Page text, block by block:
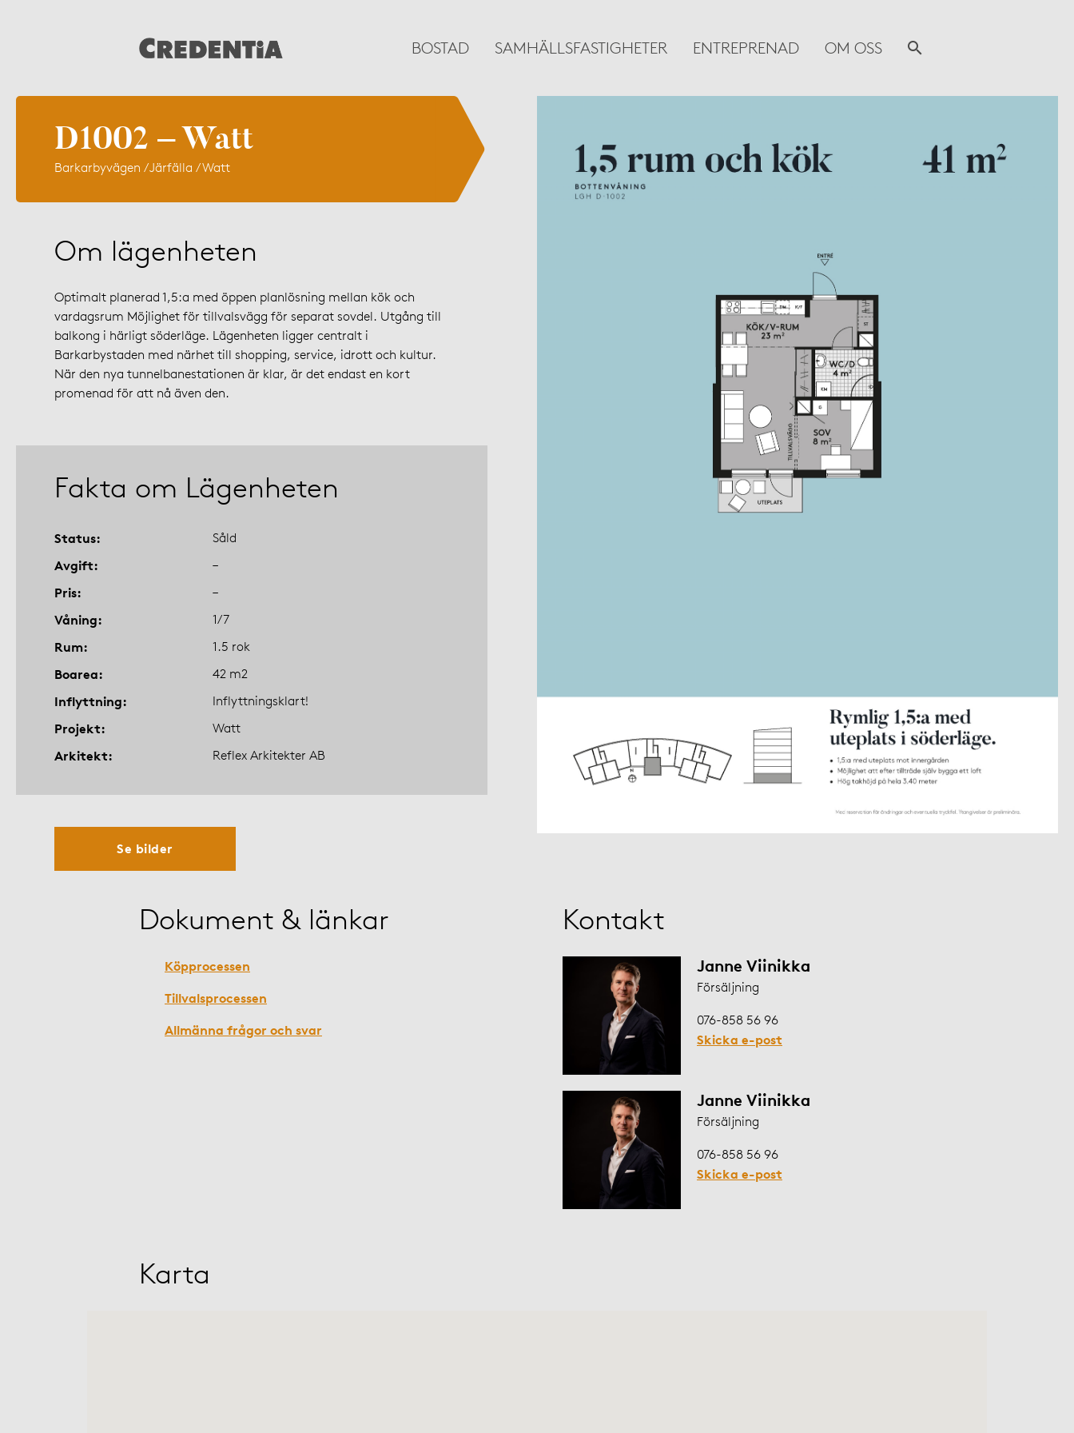
BOSTAD SAMHÄLLSFASTIGHETER ENTREPRENAD OM OSS
D1002 – Watt
Barkarbyvägen / Järfälla / Watt
Om lägenheten
Optimalt planerad 1,5:a med öppen planlösning mellan kök och
vardagsrum Möjlighet för tillvalsvägg för separat sovdel. Utgång till
balkong i härligt söderläge. Lägenheten ligger centralt i
Barkarbystaden med närhet till shopping, service, idrott och kultur.
När den nya tunnelbanestationen är klar, är det endast en kort
promenad för att nå även den.
Fakta om Lägenheten
Status Såld
Avgift –
Pris –
Våning 1/7
Rum 1.5 rok
Boarea 42 m2
Inflyttning Inflyttningsklart!
Projekt Watt
Arkitekt Reflex Arkitekter AB
Se bilder
Dokument & länkar
Köpprocessen
Tillvalsprocessen
Allmänna frågor och svar
Kontakt
Janne Viinikka
Försäljning
076-858 56 96
Skicka e-post
Janne Viinikka
Försäljning
076-858 56 96
Skicka e-post
Karta